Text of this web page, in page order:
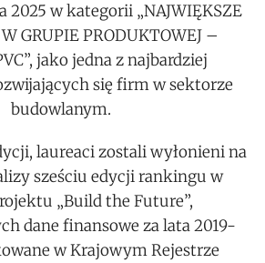
2025 w kategorii „NAJWIĘKSZE
GRUPIE PRODUKTOWEJ –
jako jedna z najbardziej
się firm w sektorze
budowlanym.
laureaci zostali wyłonieni na
sześciu edycji rankingu w
„Build the Future”,
dane finansowe za lata 2019-
w Krajowym Rejestrze